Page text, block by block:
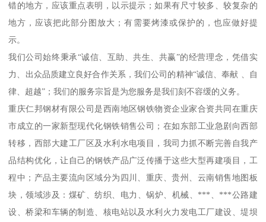
错的地方，应该重点表明，以示提示；如果有尺寸较多、较复杂的
地方，应该把此部分图放大；有需要烤漆或保护的，也应做好提
示。
我们公司始终秉承“诚信、互助、共生、共赢”的经营理念，凭借实
力、出众品质建立良好合作关系，我们公司的精神“诚信、奉献 、自
律、超越”；我们的服务宗旨是为您服务是我们刻不容缓的义务。
重庆仁邦钢材有限公司是西南地区钢铁物资企业家合资共同在重庆
市成立的一家新型现代化钢铁销售公司；在如东部工业急剧向西部
转移，西部大建工厂区及水利水电项目，我司力抓不断完善自我产
品结构优化，让自己的钢铁产品广泛传播于这些大型再建项目，工
程中；产品主要流向区域分为四川、重庆、贵州、云南销售地图板
块，领域涉及：煤矿、纺织、电力、锅炉、机械、***、***公路建
设、桥梁和车辆的制造、核电站以及水利火力发电工厂建设、堤坝